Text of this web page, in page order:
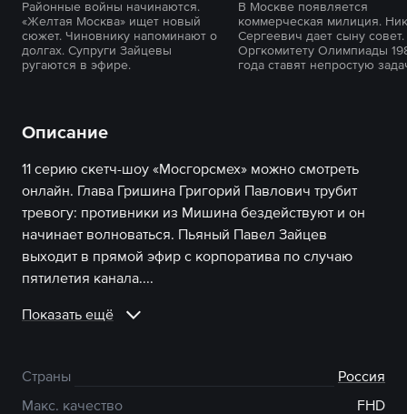
Районные войны начинаются.
«Желтая Москва» ищет новый
сюжет. Чиновнику напоминают о
долгах. Супруги Зайцевы
ругаются в эфире.
В Москве появляется
коммерческая милиция.
Сергеевич дает сыну совет.
Оргкомитету Олимпиады
года ставят непростую
Описание
11 серию скетч-шоу «Мосгорсмех» можно смотреть
онлайн. Глава Гришина Григорий Павлович трубит
тревогу: противники из Мишина бездействуют и он
начинает волноваться. Пьяный Павел Зайцев
выходит в прямой эфир с корпоратива по случаю
пятилетия канала....
Показать ещё
Страны
Россия
Макс. качество
FHD